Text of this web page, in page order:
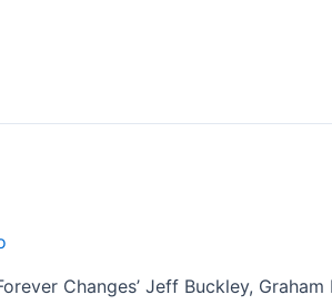
Changes’ Jeff Buckley,